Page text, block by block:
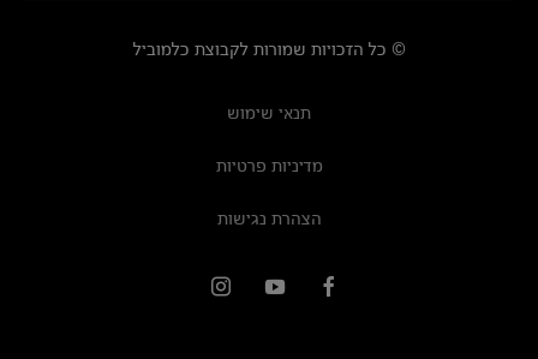
© כל הזכויות שמורות לקבוצת כלמוביל
תנאי שימוש
מדיניות פרטיות
הצהרת נגישות